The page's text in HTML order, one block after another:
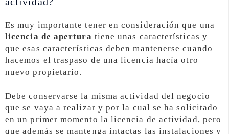
Es muy importante tener en consideración que una
licencia de apertura tiene unas características y
que esas características deben mantenerse cuando
hacemos el traspaso de una licencia hacía otro
nuevo propietario.
Debe conservarse la misma actividad del negocio
que se vaya a realizar y por la cual se ha solicitado
en un primer momento la licencia de actividad, pero
que además se mantenga intactas las instalaciones y